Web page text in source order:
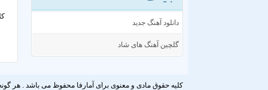
دانلود آهنگ جدید
گلچین آهنگ های شاد
کلیه حقوق مادی و معنوی برای آمارفا محفوظ می باشد . هر